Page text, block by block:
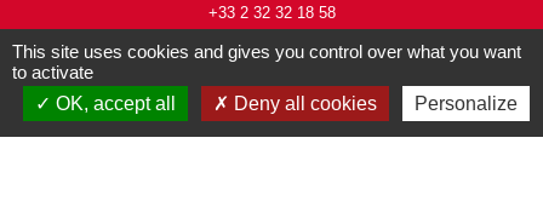
+33 2 32 32 18 58
Site internet :
www.pullay.fr
This site uses cookies and gives you control over what you want
to activate
OK, accept all
Deny all cookies Personalize